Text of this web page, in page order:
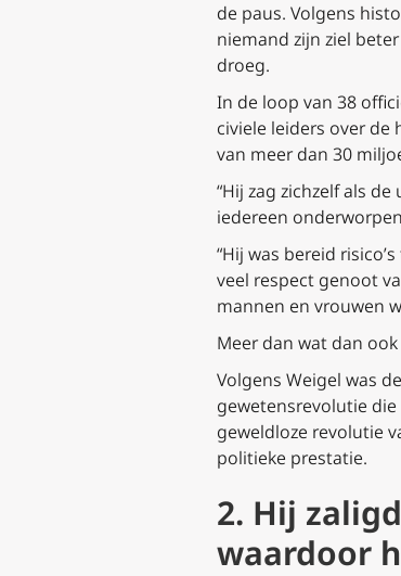
de paus. Volgens
niemand zijn ziel
droeg.
In de loop van 38
civiele leiders over
van meer dan 30
“Hij zag zichzelf als
iedereen
“Hij was bereid
veel respect genoot
mannen en vrouwen
Meer dan wat dan
Volgens Weigel was
gewetensrevolutie
geweldloze revolutie
politieke prestatie.
2. Hij
waardoor